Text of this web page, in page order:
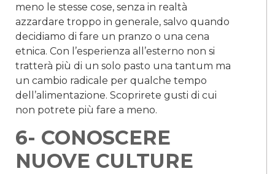
meno le stesse cose, senza in realtà
azzardare troppo in generale, salvo quando
decidiamo di fare un pranzo o una cena
etnica. Con l’esperienza all’esterno non si
tratterà più di un solo pasto una tantum ma
un cambio radicale per qualche tempo
dell’alimentazione. Scoprirete gusti di cui
non potrete più fare a meno.
6- CONOSCERE
NUOVE CULTURE